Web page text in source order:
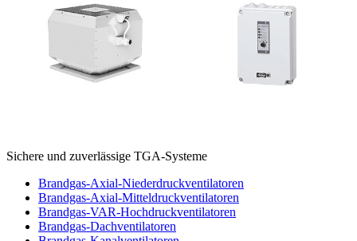
Sichere und zuverlässige TGA-Systeme
Brandgas-Axial-Niederdruckventilatoren
Brandgas-Axial-Mitteldruckventilatoren
Brandgas-VAR-Hochdruckventilatoren
Brandgas-Dachventilatoren